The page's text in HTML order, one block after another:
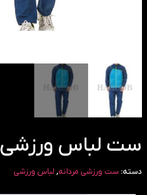
ست لباس ورزشی V-M8
دسته: ست ورزشی مردانه, لباس ورزشی